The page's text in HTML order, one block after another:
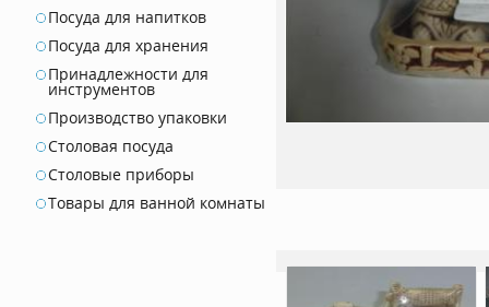
Посуда для напитков
Посуда для хранения
Принадлежности для
инструментов
Производство упаковки
Столовая посуда
Столовые приборы
Товары для ванной комнаты